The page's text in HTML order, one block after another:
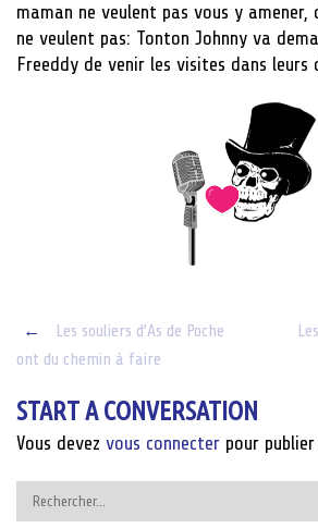
maman ne veulent pas vous y
ne veulent pas: Tonton Johnny va
Freeddy de venir les visites dans leurs
Post
←
Les souliers d’As de Poche
ont du chemin à faire
START A CONVERSATION
Vous devez vous connecter pour